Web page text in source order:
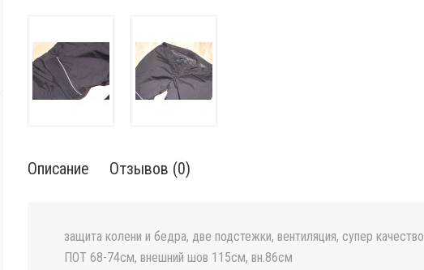
Описание Отзывов (0)
защита колени и бедра, две подстежки, вентиляция, супер качество
ПОТ 68-74см, внешний шов 115см, вн.86см